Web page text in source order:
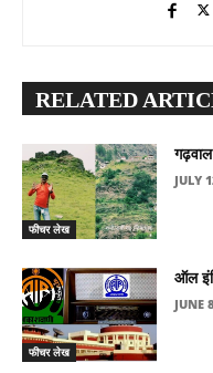
RELATED
फीचर लेख
JULY
फीचर लेख
ऑल
JUNE